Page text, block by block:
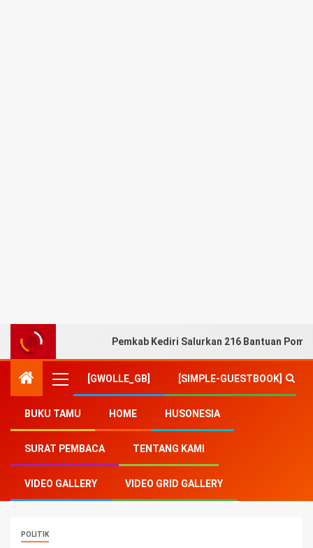
Pemkab Kediri Salurkan 216 Bantuan
[GWOLLE_GB] [SIMPLE-GUESTBOOK]
BUKU TAMU HOME HUSONESIA
SURAT PEMBACA TENTANG KAMI
VIDEO GALLERY VIDEO GRID GALLERY
Home-Politik-Eri Cahyadi Gubernur Menggema di
HUT Gerindra Surabaya, Gerindra Tegaskan Bukan
Sikap Resmi Partai
POLITIK